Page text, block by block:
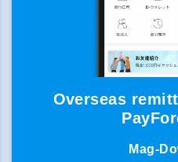
Overseas
Mag-